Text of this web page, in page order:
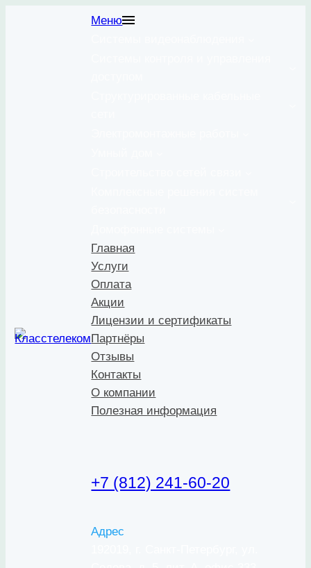
Меню
Главная
Услуги
Оплата
Акции
Лицензии и сертификаты
Партнёры
Отзывы
Контакты
О компании
Полезная информация
+7 (812) 241-60-20
Адрес